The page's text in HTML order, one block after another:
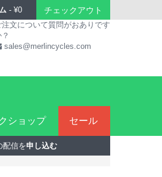
- ¥0 チェックアウト
注文について質問がおありです
sales@merlincycles.com
ショップ セール
配信を申し込む